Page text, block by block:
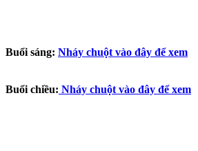
Buổi sáng: Nháy chuột vào đây để xem
Buổi chiều: Nháy chuột vào đây để xem